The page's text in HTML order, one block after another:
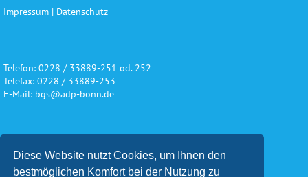
Diese Website nutzt Cookies, um Ihnen den
bestmöglichen Komfort bei der Nutzung zu
Impressum | Datenschutz
Telefon: 0228 / 33889-251 od. 252
Telefax: 0228 / 33889-253
E-Mail: bgs@adp-bonn.de
Wir danken für die freundliche
Unterstützung und Förderung